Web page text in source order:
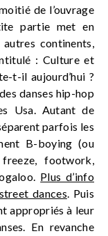
de l’ouvrage
partie met en
autres continents,
: Culture et
t-il aujourd’hui ?
danses hip-hop
Usa. Autant de
parfois les
B-boying (ou
footwork,
Plus d’info
dances. Puis
appropriés à leur
En revanche